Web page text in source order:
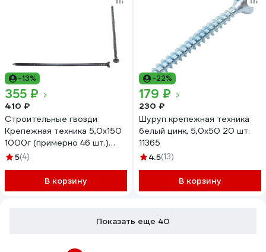
-13%
355 ₽
410 ₽
Строительные гвозди
Крепежная техника 5,0х150
1000г (примерно 46 шт.)
492231 БК
5(4)
В корзину
-22%
179 ₽
230 ₽
Шуруп крепежная техника
белый цинк, 5,0x50 20 шт.
11365
4.5(13)
В корзину
Показать еще 40